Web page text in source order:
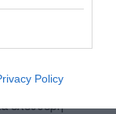
Policy
Καμαρά
κυβέρνησης να
ελεύθερη